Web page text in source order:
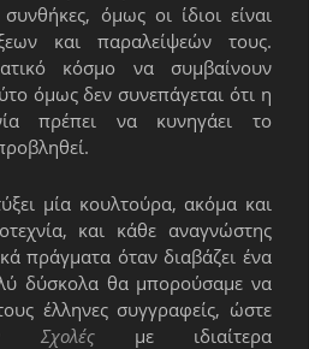
όμως οι ίδιοι είναι
και παραλείψεών τους.
κόσμο να συμβαίνουν
όμως δεν συνεπάγεται ότι η
πρέπει να κυνηγάει το
μία κουλτούρα, ακόμα και
και κάθε αναγνώστης
πράγματα όταν διαβάζει ένα
δύσκολα θα μπορούσαμε να
έλληνες συγγραφείς, ώστε
Σχολέςμε ιδιαίτερα